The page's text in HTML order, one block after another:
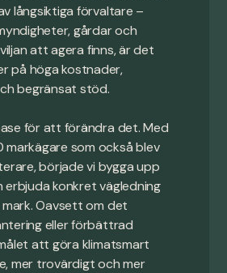
långsiktiga förvaltare –
gårdar och
att agera finns, är det
på höga kostnader,
begränsat stöd.
för att förändra det. Med
som också blev
började vi bygga upp
konkret vägledning
Oavsett om det
eller förbättrad
att göra klimatsmart
mer trovärdigt och mer